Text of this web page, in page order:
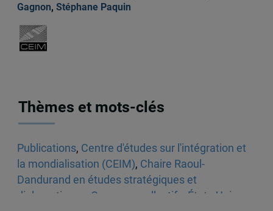
Gagnon, Stéphane Paquin
Thèmes et mots-clés
Publications, Centre d'études sur l'intégration et
la mondialisation (CEIM), Chaire Raoul-
Dandurand en études stratégiques et
diplomatiques
Ouvrages collectifs États-Unis